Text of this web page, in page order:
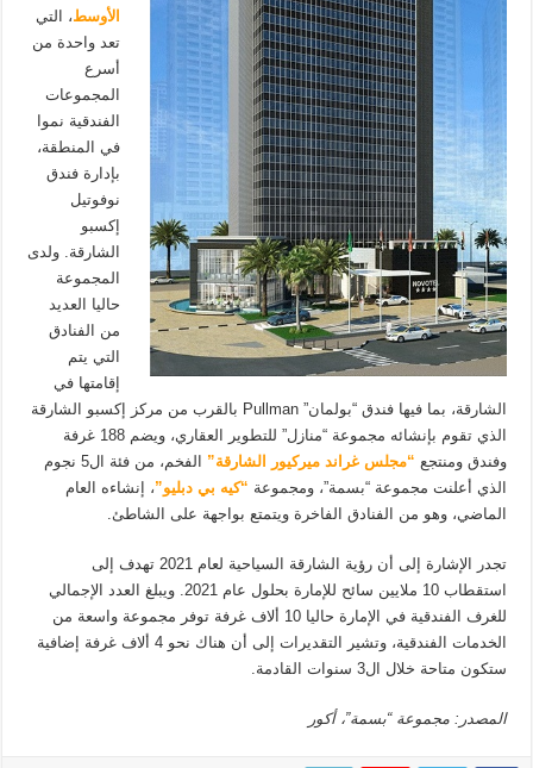
الأوسط، التي
تعد واحدة من
أسرع
المجموعات
الفندقية نموا
في المنطقة،
بإدارة فندق
نوفوتيل
إكسبو
الشارقة. ولدى
المجموعة
حاليا العديد
من الفنادق
التي يتم
إقامتها في
الشارقة، بما فيها فندق “بولمان” Pullman بالقرب من مركز إكسبو الشارقة
الذي تقوم بإنشائه مجموعة “منازل” للتطوير العقاري، ويضم 188 غرفة
وفندق ومنتجع “مجلس غراند ميركيور الشارقة”
الفخم، من فئة ال5 نجوم
الذي أعلنت مجموعة “بسمة”، ومجموعة “كيه بي دبليو”، إنشاءه العام
الماضي، وهو من الفنادق الفاخرة ويتمتع بواجهة على الشاطئ.
تجدر الإشارة إلى أن رؤية الشارقة السياحية لعام 2021 تهدف إلى
استقطاب 10 ملايين سائح للإمارة بحلول عام 2021. ويبلغ العدد الإجمالي
للغرف الفندقية في الإمارة حاليا 10 ألاف غرفة توفر مجموعة واسعة من
الخدمات الفندقية، وتشير التقديرات إلى أن هناك نحو 4 ألاف غرفة إضافية
ستكون متاحة خلال ال3 سنوات القادمة.
المصدر: مجموعة “بسمة”، أكور